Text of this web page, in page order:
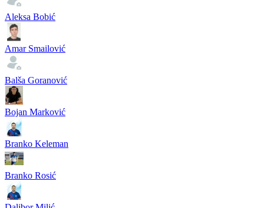
Aleksa Bobić
Amar Smailović
Balša Goranović
Bojan Marković
Branko Keleman
Branko Rosić